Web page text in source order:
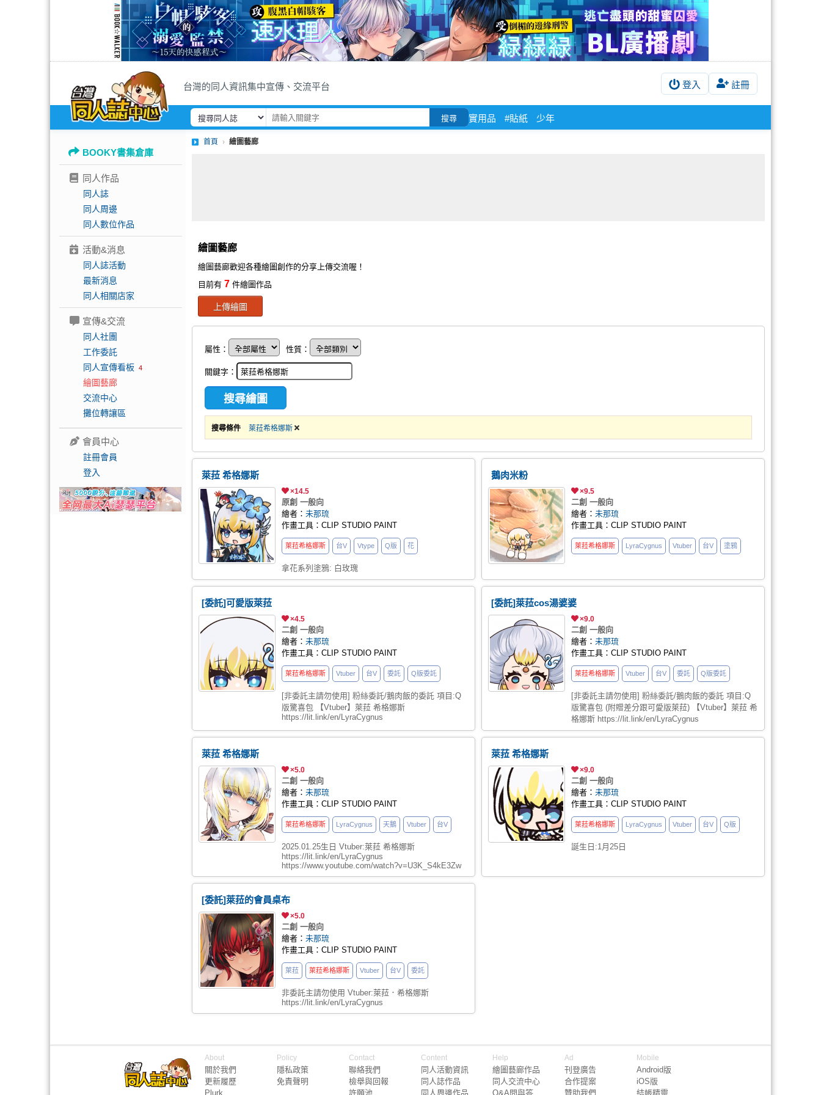
台灣的同人資訊集中宣傳、交流平台 登入 註冊
搜尋 實用品 #貼紙 少年
BOOKY書集倉庫
同人作品
同人誌
同人周邊
同人數位作品
活動&消息
同人誌活動
最新消息
同人相關店家
宣傳&交流
同人社團
工作委託
同人宣傳看板 4
繪圖藝廊
交流中心
攤位轉讓區
會員中心
註冊會員
登入
首頁 繪圖藝廊
繪圖藝廊
繪圖藝廊歡迎各種繪圖創作的分享上傳交流喔！
目前有 7 件繪圖作品
上傳繪圖
屬性： 性質：
關鍵字：
搜尋條件 萊菈希格娜斯
萊菈 希格娜斯
×14.5
原創 一般向
繪者： 未那琉
作畫工具：CLIP STUDIO PAINT
萊菈希格娜斯 台V Vtype Q版 花
拿花系列塗鴉: 白玫瑰
鵝肉米粉
×9.5
二創 一般向
繪者： 未那琉
作畫工具：CLIP STUDIO PAINT
萊菈希格娜斯 LyraCygnus Vtuber 台V 塗鴉
[委託]可愛版萊菈
×4.5
二創 一般向
繪者： 未那琉
作畫工具：CLIP STUDIO PAINT
萊菈希格娜斯 Vtuber 台V 委託 Q版委託
[非委託主請勿使用] 粉絲委託/鵝肉飯的委託 項目:Q
版驚喜包 【Vtuber】萊菈 希格娜斯
https://lit.link/en/LyraCygnus
[委託]萊菈cos湯婆婆
×9.0
二創 一般向
繪者： 未那琉
作畫工具：CLIP STUDIO PAINT
萊菈希格娜斯 Vtuber 台V 委託 Q版委託
[非委託主請勿使用] 粉絲委託/鵝肉飯的委託 項目:Q
版驚喜包 (附贈差分跟可愛版萊菈) 【Vtuber】萊菈 希
格娜斯 https://lit.link/en/LyraCygnus
萊菈 希格娜斯
×5.0
二創 一般向
繪者： 未那琉
作畫工具：CLIP STUDIO PAINT
萊菈希格娜斯 LyraCygnus 天鵝 Vtuber 台V
2025.01.25生日 Vtuber:萊菈 希格娜斯
https://lit.link/en/LyraCygnus
https://www.youtube.com/watch?v=U3K_S4kE3Zw
萊菈 希格娜斯
×9.0
二創 一般向
繪者： 未那琉
作畫工具：CLIP STUDIO PAINT
萊菈希格娜斯 LyraCygnus Vtuber 台V Q版
誕生日:1月25日
[委託]萊菈的會員桌布
×5.0
二創 一般向
繪者： 未那琉
作畫工具：CLIP STUDIO PAINT
萊菈 萊菈希格娜斯 Vtuber 台V 委託
非委託主請勿使用 Vtuber:萊菈．希格娜斯
https://lit.link/en/LyraCygnus
About
關於我們
更新履歷
Plurk
Policy
隱私政策
免責聲明
Contact
聯絡我們
檢舉與回報
許願池
Content
同人活動資訊
同人誌作品
同人周邊作品
Help
繪圖藝廊作品
同人交流中心
Q&A問與答
Ad
刊登廣告
合作提案
贊助我們
Mobile
Android版
iOS版
結帳精靈